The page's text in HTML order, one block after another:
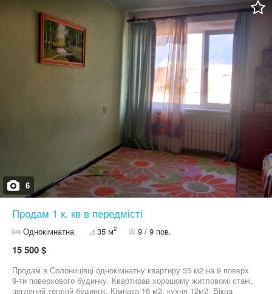
6
Продам 1 к. кв в передмісті
Однокімнатна 35 м2 9 / 9 пов.
15 500 $
Продам в Солоницівці однокімнатну квартиру 35 м2 на 9 поверх
9-ти поверхового будинку. Квартирав хорошому житловомі стані,
цегляний теплий будинок. Кімната 16 м2, кухня 12м2. Вікна